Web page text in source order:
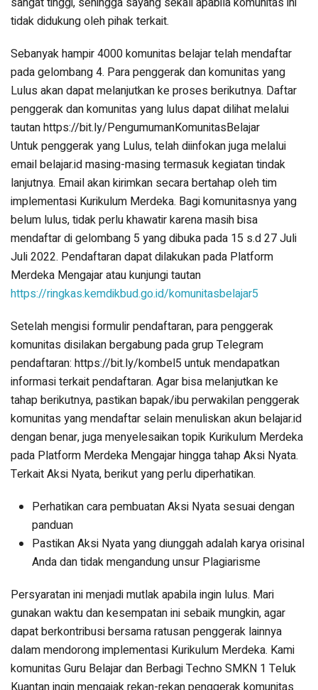
tidak didukung oleh pihak terkait.
Sebanyak hampir 4000 komunitas belajar telah mendaftar
pada gelombang 4. Para penggerak dan komunitas yang
Lulus akan dapat melanjutkan ke proses berikutnya. Daftar
penggerak dan komunitas yang lulus dapat dilihat melalui
tautan https://bit.ly/PengumumanKomunitasBelajar
Untuk penggerak yang Lulus, telah diinfokan juga melalui
email belajar.id masing-masing termasuk kegiatan tindak
lanjutnya. Email akan kirimkan secara bertahap oleh tim
implementasi Kurikulum Merdeka. Bagi komunitasnya yang
belum lulus, tidak perlu khawatir karena masih bisa
mendaftar di gelombang 5 yang dibuka pada 15 s.d 27 Juli
Juli 2022. Pendaftaran dapat dilakukan pada Platform
Merdeka Mengajar atau kunjungi tautan
https://ringkas.kemdikbud.go.id/komunitasbelajar5
Setelah mengisi formulir pendaftaran, para penggerak
komunitas disilakan bergabung pada grup Telegram
pendaftaran: https://bit.ly/kombel5 untuk mendapatkan
informasi terkait pendaftaran. Agar bisa melanjutkan ke
tahap berikutnya, pastikan bapak/ibu perwakilan penggerak
komunitas yang mendaftar selain menuliskan akun belajar.id
dengan benar, juga menyelesaikan topik Kurikulum Merdeka
pada Platform Merdeka Mengajar hingga tahap Aksi Nyata.
Terkait Aksi Nyata, berikut yang perlu diperhatikan.
Perhatikan cara pembuatan Aksi Nyata sesuai dengan
panduan
Pastikan Aksi Nyata yang diunggah adalah karya orisinal
Anda dan tidak mengandung unsur Plagiarisme
Persyaratan ini menjadi mutlak apabila ingin lulus. Mari
gunakan waktu dan kesempatan ini sebaik mungkin, agar
dapat berkontribusi bersama ratusan penggerak lainnya
dalam mendorong implementasi Kurikulum Merdeka. Kami
komunitas Guru Belajar dan Berbagi Techno SMKN 1 Teluk